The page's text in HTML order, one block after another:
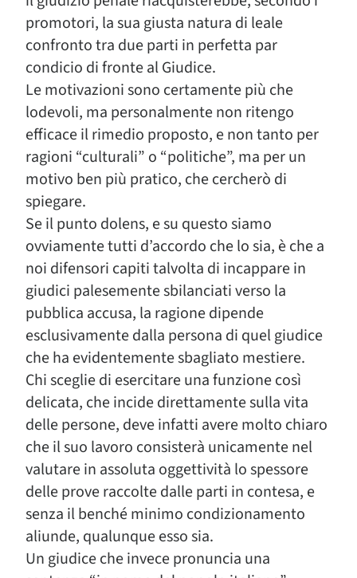
promotori, la sua giusta natura di leale
confronto tra due parti in perfetta par
condicio di fronte al Giudice.
Le motivazioni sono certamente più che
lodevoli, ma personalmente non ritengo
efficace il rimedio proposto, e non tanto per
ragioni “culturali” o “politiche”, ma per un
motivo ben più pratico, che cercherò di
spiegare.
Se il punto dolens, e su questo siamo
ovviamente tutti d’accordo che lo sia, è che a
noi difensori capiti talvolta di incappare in
giudici palesemente sbilanciati verso la
pubblica accusa, la ragione dipende
esclusivamente dalla persona di quel giudice
che ha evidentemente sbagliato mestiere.
Chi sceglie di esercitare una funzione così
delicata, che incide direttamente sulla vita
delle persone, deve infatti avere molto chiaro
che il suo lavoro consisterà unicamente nel
valutare in assoluta oggettività lo spessore
delle prove raccolte dalle parti in contesa, e
senza il benché minimo condizionamento
aliunde, qualunque esso sia.
Un giudice che invece pronuncia una